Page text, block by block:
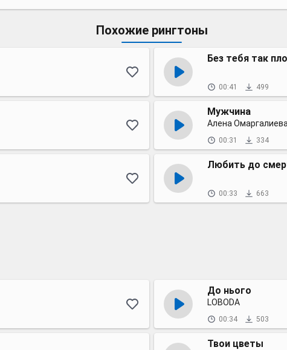
Похожие рингтоны
Без тебя так
00:41 499
Мужчина
Алена Омаргалиева
00:31 334
Любить до
00:33 663
До нього
LOBODA
00:34 503
Твои цветы